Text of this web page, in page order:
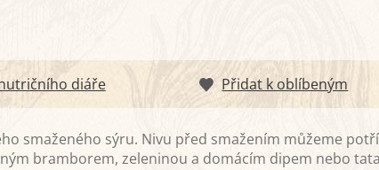
diáře Přidat k oblíbeným
smaženého sýru. Nivu před smažením můžeme
bramborem, zeleninou a domácím dipem nebo